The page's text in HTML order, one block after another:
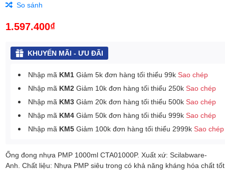
So sánh
1.597.400₫
KHUYẾN MÃI - ƯU ĐÃI
Nhập mã KM1 Giảm 5k đơn hàng tối thiểu 99kSao chép
Nhập mã KM2 Giảm 10k đơn hàng tối thiểu 250kSao chép
Nhập mã KM3 Giảm 20k đơn hàng tối thiểu 500kSao chép
Nhập mã KM4 Giảm 50k đơn hàng tối thiểu 999kSao chép
Nhập mã KM5 Giảm 100k đơn hàng tối thiểu 2999kSao chép
Ống đong nhựa PMP 1000ml CTA01000P. Xuất xứ: Scilabware-
Anh. Chất liệu: Nhựa PMP siêu trong có khả năng kháng hóa chất tốt.